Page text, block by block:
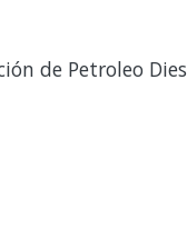
de Petroleo